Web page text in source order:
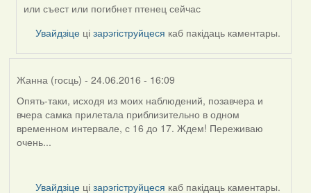
In
reply
by
или съест или погибнет птенец сейчас
Увайдзіце цізарэгіструйцеся каб пакідаць каментары.
Жанна (госць) - 24.06.2016 - 16:09
Опять-таки, исходя из моих наблюдений, позавчера и
вчера самка прилетала приблизительно в одном
временном интервале, с 16 до 17. Ждем! Переживаю
очень...
Увайдзіце цізарэгіструйцеся каб пакідаць каментары.